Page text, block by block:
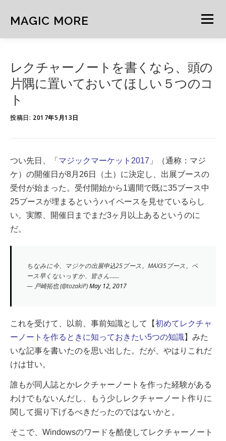
MAGIC MORE メニュー
レクチャーノートを書くなら、頭の
片隅に置いておいてほしい５つのコ
ト
投稿日: 2017年5月13日
つい先日、「 マジックマーケット2017 」（通称：マジ
ケ）の開催日が8月26日（土）に決定し、 出展ブースの
受付が始まった。受付開始から1週間で既に35ブース中
25ブースが埋まるというハイペースを見せているらし
い。実際、開催日までまだ3ヶ月以上あるというのに
だ。
ちなみに今、マジケの出展申込25ブース。MAX35ブース。ペ
ース早くないっすか、皆さん……
— 戸崎拓也 (@tozakiP)May 12, 2017
これを受けて、以前、事前知識として【初めてレクチャ
ーノートを作るときに知っておきたい5つの知識】みた
いな記事を書いたのを思い出した。だが、やはりこれだ
けは甘い。
誰もが同人誌とかレクチャーノートを作った経験がある
わけでもないんだし、もう少しレクチャーノート作り に
関して掘り下げるべきだったのではないかと。
そこで、Windowsのワードを酷使してレクチャーノート